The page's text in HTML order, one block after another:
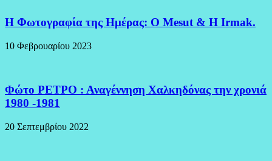
H Φωτογραφία της Ημέρας: O Mesut & Η Irmak.
10 Φεβρουαρίου 2023
Φώτο ΡΕΤΡΟ : Αναγέννηση Χαλκηδόνας την χρονιά
1980 -1981
20 Σεπτεμβρίου 2022